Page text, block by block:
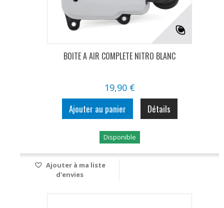
BOITE A AIR COMPLETE NITRO BLANC
19,90 €
Ajouter au panier Détails
Disponible
Ajouter à ma liste
d'envies